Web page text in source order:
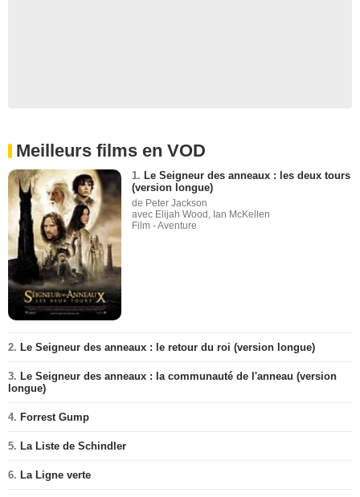
Meilleurs films en VOD
1. Le Seigneur des anneaux : les deux tours
(version longue)
de Peter Jackson
avec Elijah Wood, Ian McKellen
Film - Aventure
2. Le Seigneur des anneaux : le retour du roi (version longue)
3. Le Seigneur des anneaux : la communauté de l'anneau (version
longue)
4. Forrest Gump
5. La Liste de Schindler
6. La Ligne verte